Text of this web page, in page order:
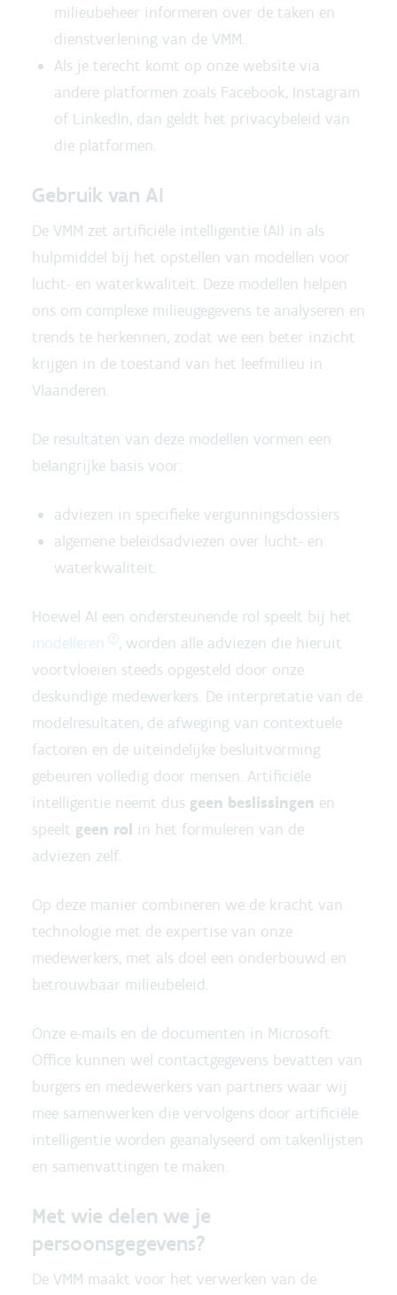
milieubeheer informeren over de taken en
dienstverlening van de VMM.
Als je terecht komt op onze website via
andere platformen zoals Facebook, Instagram
of LinkedIn, dan geldt het privacybeleid van
die platformen.
Gebruik van AI
De VMM zet artificiële intelligentie (AI) in als
hulpmiddel bij het opstellen van modellen voor
lucht- en waterkwaliteit. Deze modellen helpen
ons om complexe milieugegevens te analyseren en
trends te herkennen, zodat we een beter inzicht
krijgen in de toestand van het leefmilieu in
Vlaanderen.
De resultaten van deze modellen vormen een
belangrijke basis voor:
adviezen in specifieke vergunningsdossiers
algemene beleidsadviezen over lucht- en
waterkwaliteit.
Hoewel AI een ondersteunende rol speelt bij het
modelleren
, worden alle adviezen die hieruit
voortvloeien steeds opgesteld door onze
deskundige medewerkers. De interpretatie van de
modelresultaten, de afweging van contextuele
factoren en de uiteindelijke besluitvorming
gebeuren volledig door mensen. Artificiële
intelligentie neemt dus geen beslissingen en
speelt geen rol in het formuleren van de
adviezen zelf.
Op deze manier combineren we de kracht van
technologie met de expertise van onze
medewerkers, met als doel een onderbouwd en
betrouwbaar milieubeleid.
Onze e-mails en de documenten in Microsoft
Office kunnen wel contactgegevens bevatten van
burgers en medewerkers van partners waar wij
mee samenwerken die vervolgens door artificiële
intelligentie worden geanalyseerd om takenlijsten
en samenvattingen te maken.
Met wie delen we je
persoonsgegevens?
De VMM maakt voor het verwerken van de